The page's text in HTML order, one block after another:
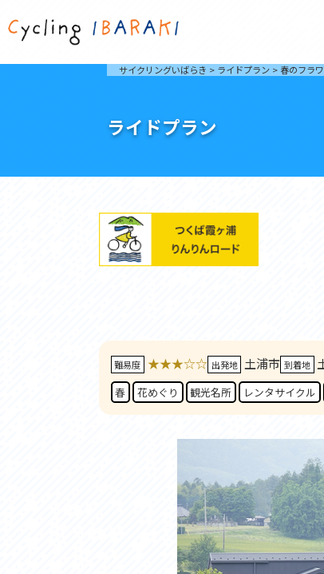
サイクリングに茨城が人気の理由
おすすめグルメ
コース紹介
アクセス
おすすめスタートポイント
おすすめスポット
おすすめグルメ
自転車修理施設
サイクルサポートステーション
休憩所・トイレ
サポートライダー
りんりんスクエア土浦
サイクリングいばらき > ライドプラン > 春のフラ
ライドプラン
難易度 ★★★☆☆ 出発地 土浦市 到着地
春 花めぐり 観光名所 レンタサイクル